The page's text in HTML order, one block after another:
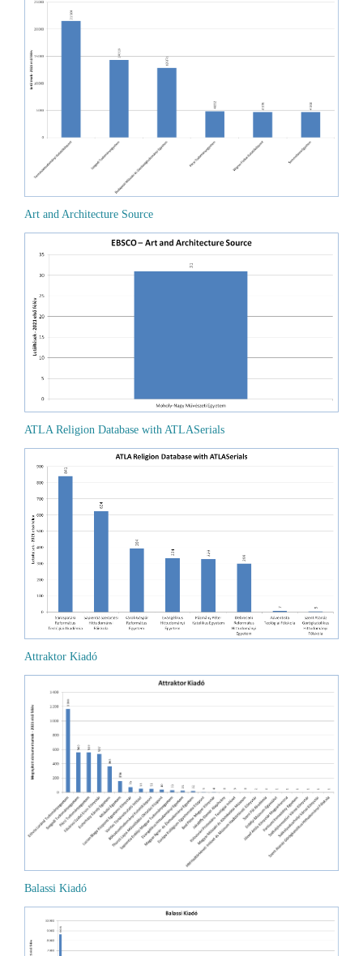
Art and Architecture Source
ATLA Religion Database with ATLASerials
Attraktor Kiadó
Balassi Kiadó